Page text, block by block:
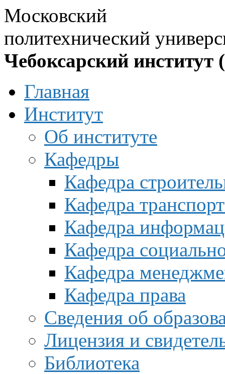
Московский
политехнический
Чебоксарский институт
Главная
Институт
Об институте
Кафедры
Кафедра
Кафедра
Кафедра
Кафедра
Кафедра
Кафедра права
Сведения об
Лицензия и
Библиотека